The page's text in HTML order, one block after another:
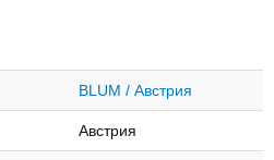
BLUM / Австрия
Австрия